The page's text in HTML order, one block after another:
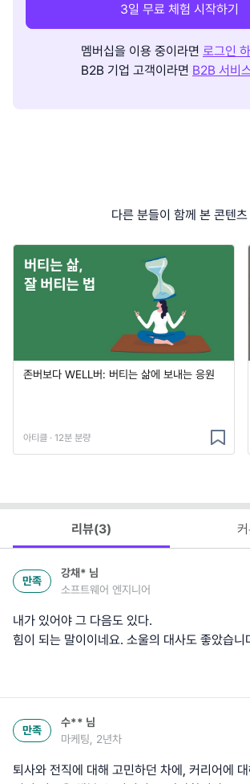
3일 무료 체험 시작하기
멤버십을 이용 중이라면 로그인
B2B 기업 고객이라면 B2B 서비
다른 분들이 함께 본 콘텐츠
존버보다 WELL버: 버티는 삶에 보내는 응원
아티클 · 12분 분량
리뷰(3)
만족
강채* 님
소프트웨어 엔지니어
내가 있어야 그 다음도 있다.
힘이 되는 말이이네요. 소울의 대사도 좋았습니
만족
수** 님
마케팅, 2년차
퇴사와 전직에 대해 고민하던 차에, 커리어에